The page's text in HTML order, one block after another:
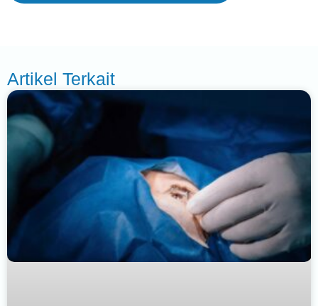
Artikel Terkait